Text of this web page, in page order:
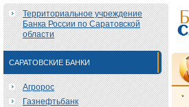
Территориальное учреждение
Банка России по Саратовской
области
САРАТОВСКИЕ БАНКИ
Агророс
Газнефтьбанк